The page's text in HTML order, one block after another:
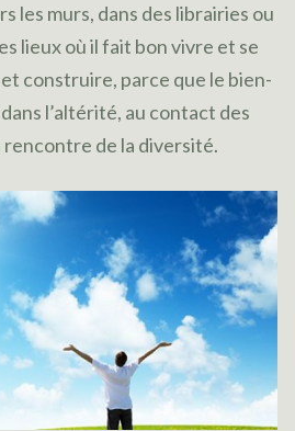
les murs, dans des librairies ou
lieux où il fait bon vivre et se
construire, parce que le bien-
l’altérité, au contact des
rencontre de la diversité.